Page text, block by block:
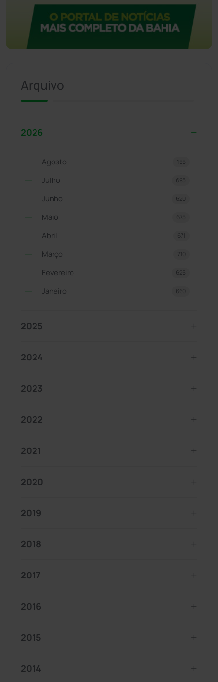
Arquivo
2026
Agosto 155
Julho 695
Junho 620
Maio 675
Abril 671
Março 710
Fevereiro 625
Janeiro 660
2025
2024
2023
2022
2021
2020
2019
2018
2017
2016
2015
2014